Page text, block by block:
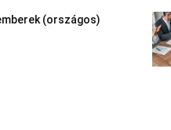
(országos)